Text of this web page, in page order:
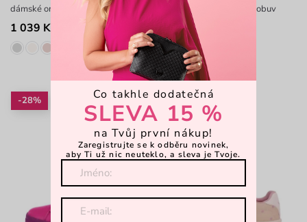
dámské originální tenisky s puntíky
1 039 Kč 1 599 Kč
každodenní volnočasová obuv
909 Kč 1 399 Kč
-28% Nové
Co takhle dodatečná
SLEVA 15 %
na Tvůj první nákup!
Zaregistrujte se k odběru novinek,
aby Ti už nic neuteklo, a sleva je Tvoje.